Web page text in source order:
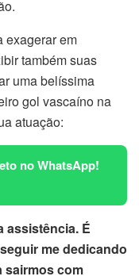
exagerar em
também suas
uma belíssima
gol vascaíno na
atuação:
no WhatsApp!
assistência. É
me dedicando
sairmos com